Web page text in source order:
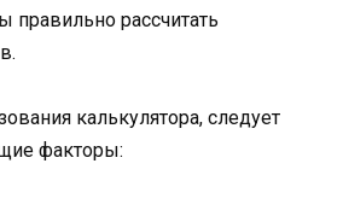
правильно рассчитать
калькулятора, следует
факторы: